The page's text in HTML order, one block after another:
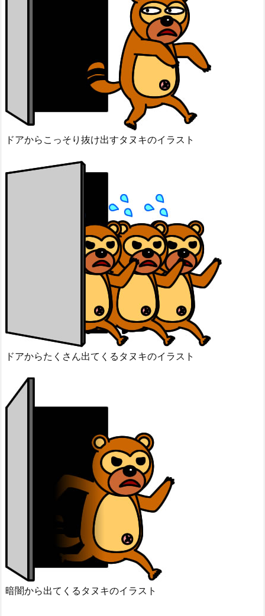
ドアからこっそり抜け出すタヌキのイラスト
ドアからたくさん出てくるタヌキのイラスト
暗闇から出てくるタヌキのイラスト